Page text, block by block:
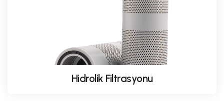
Hidrolik Filtrasyonu